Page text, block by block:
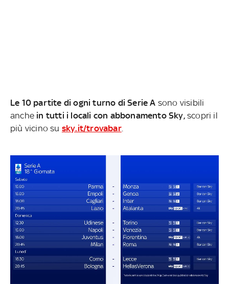
Le 10 partite di ogni turno di Serie A sono visibili
anche in tutti i locali con abbonamento Sky,scopri il
più vicino su sky.it/trovabar.